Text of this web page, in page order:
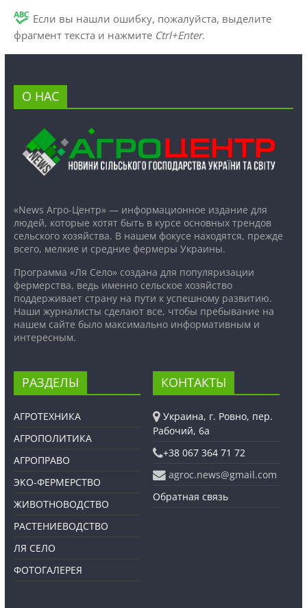
Если вы нашли ошибку, пожалуйста, выделите
фрагмент текста и нажмите Ctrl+Enter.
О НАС
«News Агро-Центр» — информационное издание для
людей, которые хотят быть в курсе основных трендов
сельского хозяйства. В нашем фокусе находятся, прежде
всего, мелкие и средние фермеры Украины.
Программа «Ля Село» создана для популяризации
фермерства, ведь именно сельское хозяйство
поддерживает страну на пути к успешному развитию.
Наши журналисты сделают все, чтобы пребывание на
нашем сайте было максимально информативным и
интересным.
РАЗДЕЛЫ
АГРОТЕХНИКА
АГРОПОЛИТИКА
АГРОПРАВО
ЭКО-ФЕРМЕРСТВО
ЖИВОТНОВОДСТВО
РАСТЕНИЕВОДСТВО
ЛЯ СЕЛО
ФОТОГАЛЕРЕЯ
КОНТАКТЫ
Украина, г. Ровно, пер.
Рабочий, 6а
+38 067 364 71 72
agroc.news@gmail.com
Обратная связь